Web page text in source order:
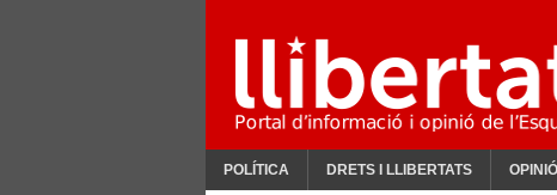
POLÍTICA DRETS I LLIBERTATS OPINIÓ